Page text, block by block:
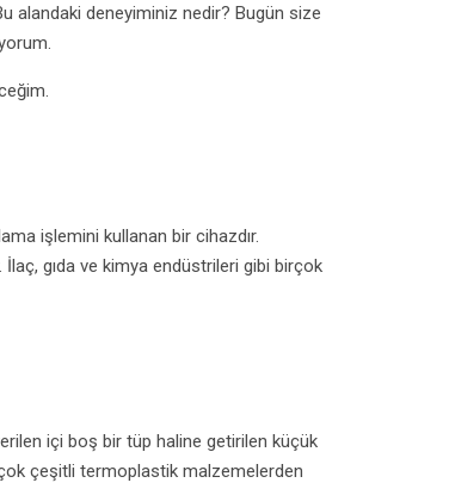
alandaki deneyiminiz nedir? Bugün size
işlemini kullanan bir cihazdır.
gıda ve kimya endüstrileri gibi birçok
içi boş bir tüp haline getirilen küçük
çeşitli termoplastik malzemelerden